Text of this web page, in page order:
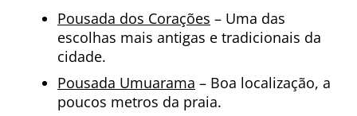
Pousada dos Corações – Uma das
escolhas mais antigas e tradicionais da
cidade.
Pousada Umuarama – Boa localização, a
poucos metros da praia.